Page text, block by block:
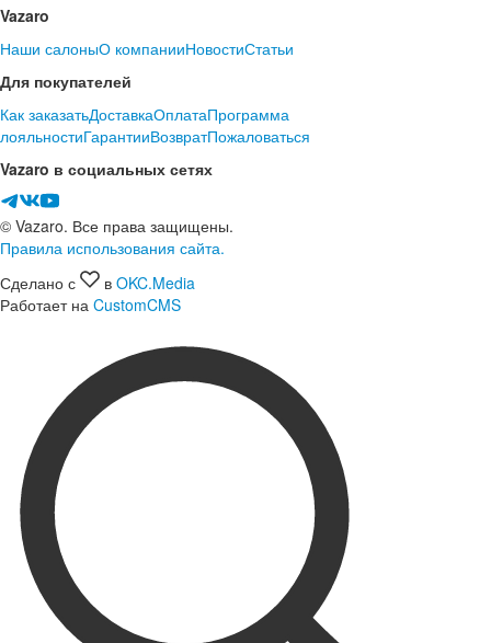
Vazaro
Наши салоныО компанииНовостиСтатьи
Для покупателей
Как заказатьДоставкаОплатаПрограмма
лояльностиГарантииВозвратПожаловаться
Vazaro в социальных сетях
© Vazaro. Все права защищены.
Правила использования сайта.
Сделано с
в OKC.Media
Работает на CustomCMS